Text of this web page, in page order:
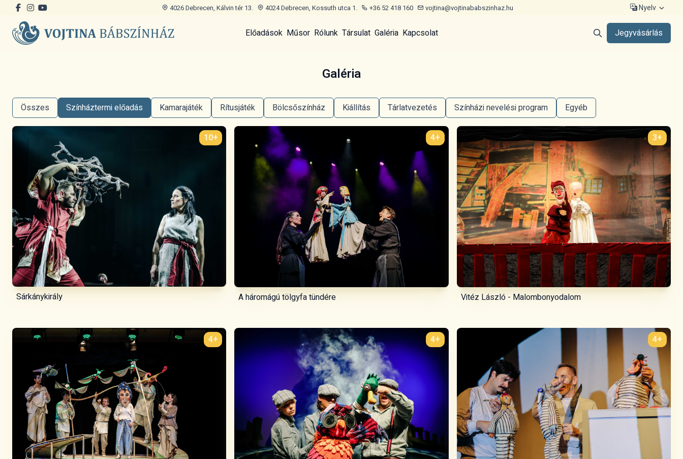
4026 Debrecen, Kálvin tér 13. 4024 Debrecen, Kossuth utca 1. +36 52 418 160 vojtina@vojtinababszinhaz.hu Nyelv
Jegyvásárlás
Előadások Műsor Rólunk Társulat Galéria Kapcsolat
Galéria
Összes Színháztermi előadás Kamarajáték Rítusjáték Bölcsőszínház Kiállítás Tárlatvezetés Színházi nevelési program Egyéb
10+
Sárkánykirály
4+
A háromágú tölgyfa tündére
3+
Vitéz László - Malombonyodalom
4+ 4+ 4+